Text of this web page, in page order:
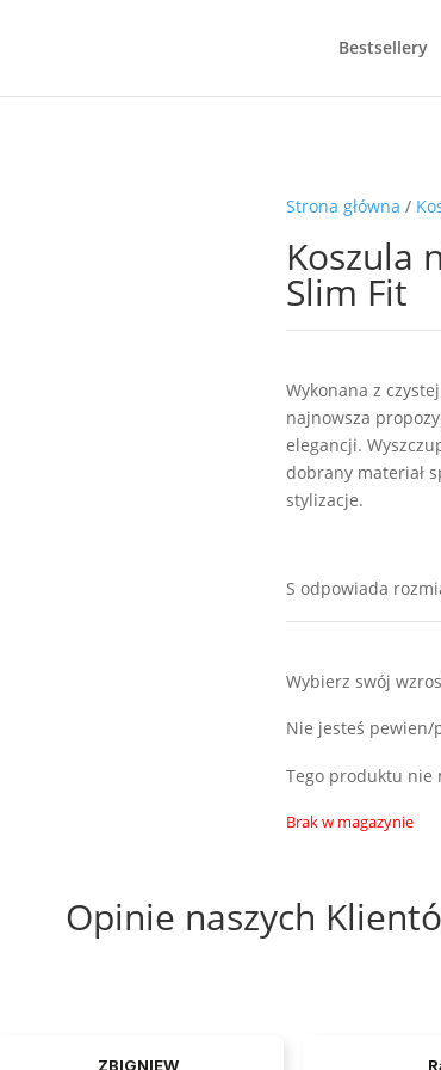
Bestsellery
Strona główna /
Koszula
Slim Fit
Wykonana z
najnowsza
elegancji.
dobrany materiał
stylizacje.
S odpowiada
Wybierz swój
Nie jesteś
Tego produktu nie
Brak w magazynie
Opinie naszych
ZBIGNIEW